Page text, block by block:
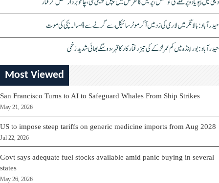
حیدرآباد: بالا نگر میں لاری کی زد میں آکر موٹرسائیکل سے گرنے سے 4 سالہ بچی کی موت
حیدرآباد: بورابنڈہ میں کم عمر لڑکے کی تیز رفتار کار کا قہر، دو سگے بھائی شدید زخمی
Most Viewed
San Francisco Turns to AI to Safeguard Whales From Ship Strikes
May 21, 2026
US to impose steep tariffs on generic medicine imports from Aug 2028
Jul 22, 2026
Govt says adequate fuel stocks available amid panic buying in several
states
May 26, 2026